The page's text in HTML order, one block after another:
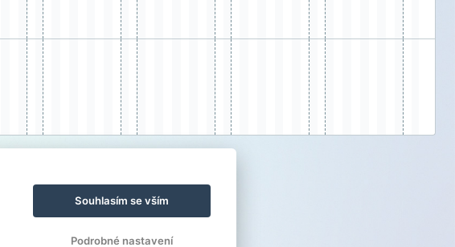
Souhlasím se vším
Podrobné nastavení